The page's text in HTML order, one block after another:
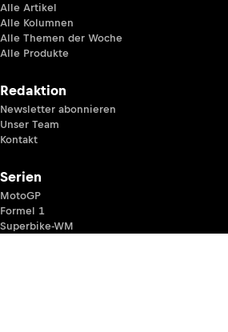
Alle Artikel
Alle Kolumnen
Alle Themen der Woche
Alle Produkte
Redaktion
Newsletter abonnieren
Unser Team
Kontakt
Serien
MotoGP
Formel 1
Superbike-WM